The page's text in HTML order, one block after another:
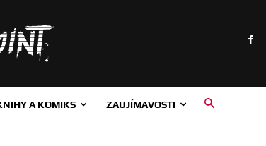
A KOMIKS ZAUJÍMAVOSTI